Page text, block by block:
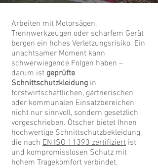
Arbeiten mit Motorsägen,
Trennwerkzeugen oder scharfem Gerät
bergen ein hohes Verletzungsrisiko. Ein
unachtsamer Moment kann
schwerwiegende Folgen haben –
darum ist geprüfte
Schnittschutzkleidung in
forstwirtschaftlichen, gärtnerischen
oder kommunalen Einsatzbereichen
nicht nur sinnvoll, sondern gesetzlich
vorgeschrieben. Ötscher bietet Ihnen
hochwertige Schnittschutzbekleidung,
die nach EN ISO 11393 zertifiziert ist
und kompromisslosen Schutz mit
hohem Tragekomfort verbindet.